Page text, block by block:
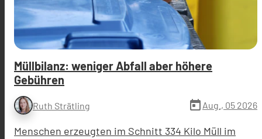
Müllbilanz: weniger Abfall aber höhere
Gebühren
Ruth Strätling today Aug., 05 2026
Menschen erzeugten im Schnitt 334 Kilo Müll im